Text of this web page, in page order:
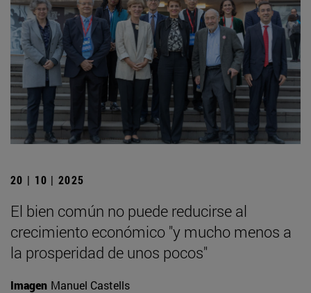
20 | 10 | 2025
El bien común no puede reducirse al
crecimiento económico "y mucho menos a
la prosperidad de unos pocos"
Imagen Manuel Castells